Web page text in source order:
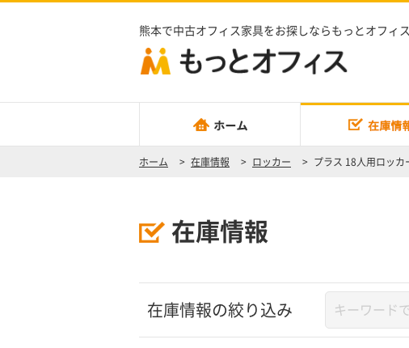
熊本で中古オフィス家具をお探しならもっとオフィ
ホーム > 在庫情報 > ロッカー > プラス 18人用ロッカ
在庫情報
在庫情報の絞り込み